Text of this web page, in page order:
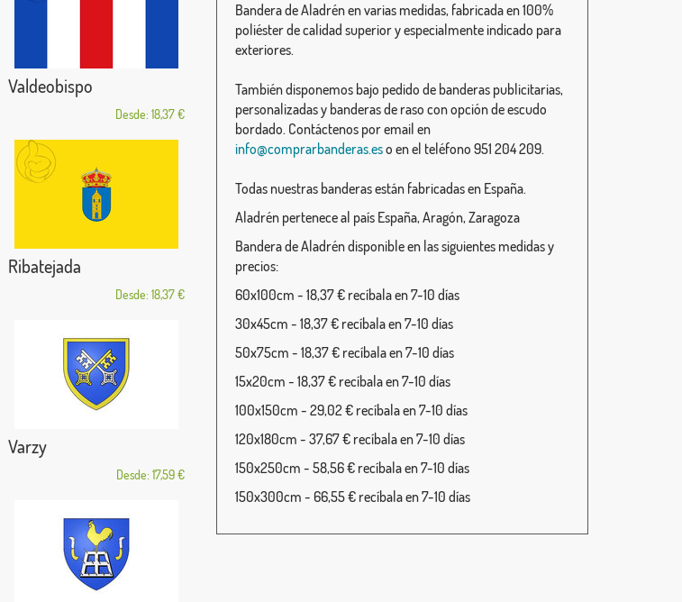
Valdeobispo
Desde: 18,37 €
Ribatejada
Desde: 18,37 €
Varzy
Desde: 17,59 €
Bandera de Aladrén en varias medidas, fabricada en 100%
poliéster de calidad superior y especialmente indicado para
exteriores.
También disponemos bajo pedido de banderas publicitarias,
personalizadas y banderas de raso con opción de escudo
bordado. Contáctenos por email en
info@comprarbanderas.eso en el teléfono 951 204 209.
Todas nuestras banderas están fabricadas en España.
Aladrén pertenece al país España, Aragón, Zaragoza
Bandera de Aladrén disponible en las siguientes medidas y
precios:
60x100cm - 18,37 € recíbala en 7-10 días
30x45cm - 18,37 € recíbala en 7-10 días
50x75cm - 18,37 € recíbala en 7-10 días
15x20cm - 18,37 € recíbala en 7-10 días
100x150cm - 29,02 € recíbala en 7-10 días
120x180cm - 37,67 € recíbala en 7-10 días
150x250cm - 58,56 € recíbala en 7-10 días
150x300cm - 66,55 € recíbala en 7-10 días